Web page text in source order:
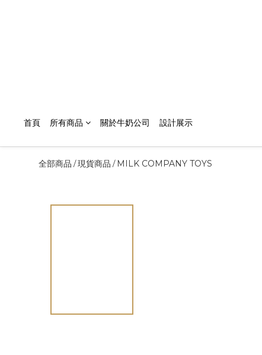
首頁 所有商品 關於牛奶公司 設計展示
全部商品 /現貨商品 / MILK COMPANY TOYS